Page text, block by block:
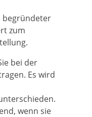
begründeter
zum
bei der
Es wird
wenn sie